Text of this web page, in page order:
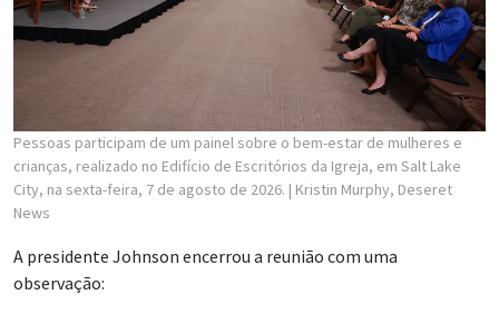
Pessoas participam de um painel sobre o bem-estar de mulheres e
crianças, realizado no Edifício de Escritórios da Igreja, em Salt Lake
City, na sexta-feira, 7 de agosto de 2026. | Kristin Murphy, Deseret
News
A presidente Johnson encerrou a reunião com uma
observação: